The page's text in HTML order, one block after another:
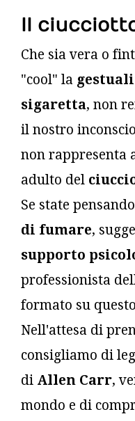
Il
Che sia vera o
"cool" la
sigaretta, non
il nostro
non rappresenta
adulto del
Se state
di fumare,
supporto
professionista
formato su
Nell'attesa di
consigliamo di
di Allen Carr,
mondo e di